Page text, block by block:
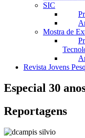
SIC
Mostra de
Revista Jovens
Especial 30
Reportagens